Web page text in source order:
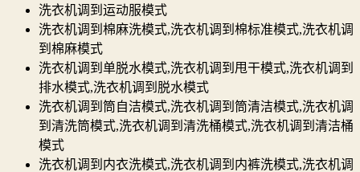
洗衣机调到运动服模式
洗衣机调到棉麻洗模式,洗衣机调到棉标准模式,洗衣机调
到棉麻模式
洗衣机调到单脱水模式,洗衣机调到甩干模式,洗衣机调到
排水模式,洗衣机调到脱水模式
洗衣机调到筒自洁模式,洗衣机调到筒清洁模式,洗衣机调
到清洗筒模式,洗衣机调到清洗桶模式,洗衣机调到清洁桶
模式
洗衣机调到内衣洗模式,洗衣机调到内裤洗模式,洗衣机调